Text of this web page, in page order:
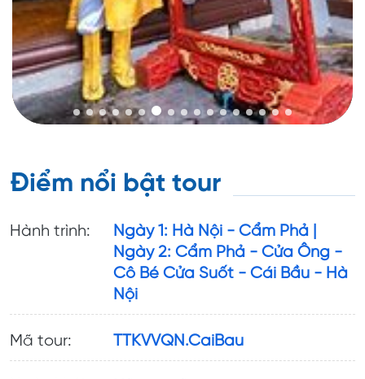
Điểm nổi bật tour
Hành trình:
Ngày 1: Hà Nội - Cẩm Phả |
Ngày 2: Cẩm Phả - Cửa Ông -
Cô Bé Cửa Suốt - Cái Bầu - Hà
Nội
Mã tour: TTKVVQN.CaiBau